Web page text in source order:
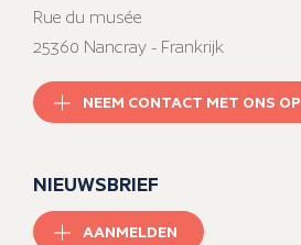
Rue du musée
25360 Nancray - Frankrijk
NEEM CONTACT MET ONS OP
NIEUWSBRIEF
AANMELDEN